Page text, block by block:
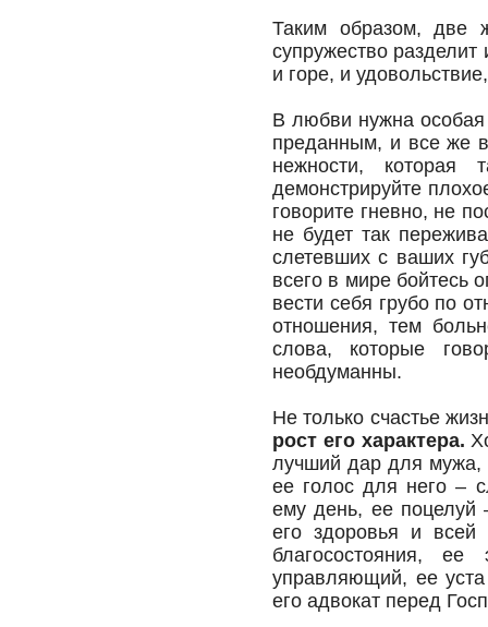
Таким образом, две
супружество
и горе, и
В любви нужна особая
преданным, и все же в
нежности, которая
демонстрируйте
говорите гневно, не
не будет так
слетевших с ваших
всего в мире бойтесь
вести себя грубо по
отношения, тем
слова, которые
необдуманны.
Не только счастье
рост его характера.
лучший дар для мужа,
ее голос для него –
ему день, ее поцелуй
его здоровья и
благосостояния,
управляющий, ее
его адвокат перед